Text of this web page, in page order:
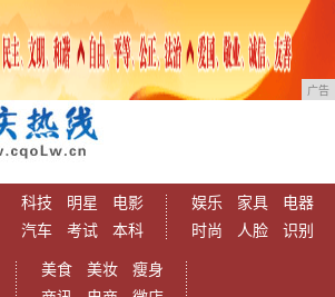
广告
科技 明星
电影
汽车
考试 本科
娱乐 家具
电器
时尚
人脸 识别
美食 美妆
瘦身